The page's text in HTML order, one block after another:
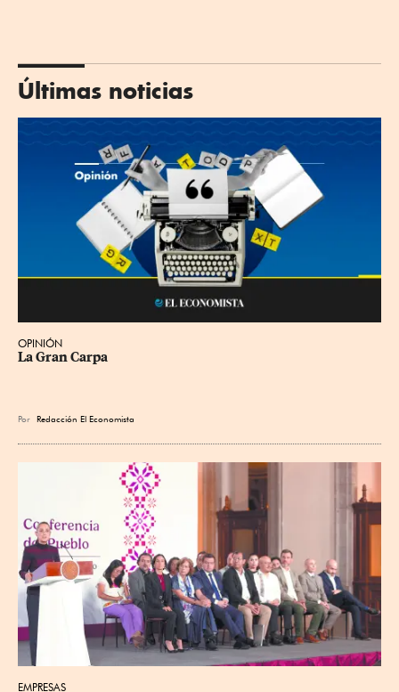
Últimas noticias
OPINIÓN
La Gran Carpa
Por Redacción El Economista
EMPRESAS